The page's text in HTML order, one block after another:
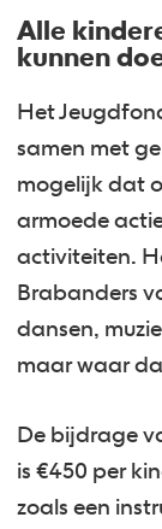
Alle
kunnen
Het
samen met
mogelijk dat
armoede
activiteiten.
Brabanders
dansen,
maar waar
De bijdrage
is €450 per
zoals een